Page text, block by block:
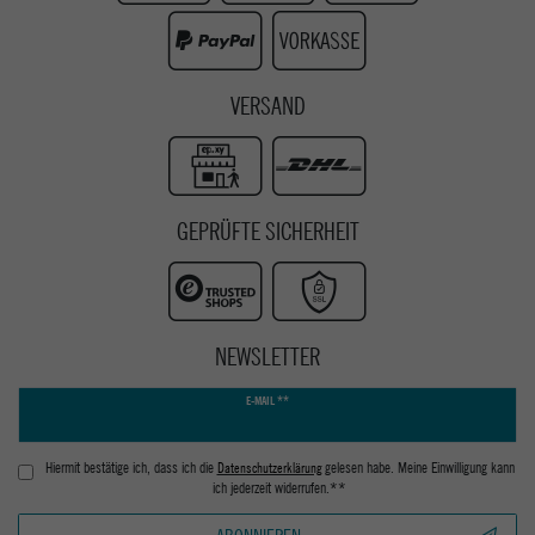
VERSAND
GEPRÜFTE SICHERHEIT
NEWSLETTER
E-MAIL **
Hiermit bestätige ich, dass ich die Daten­schutz­erklärunggelesen habe. Meine Einwilligung kann
ich jederzeit widerrufen.**